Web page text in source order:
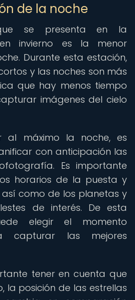
de la noche
se presenta en la
invierno es la menor
Durante esta estación,
y las noches son más
que hay menos tiempo
imágenes del cielo
al máximo la noche, es
con anticipación las
Es importante
horarios de la puesta y
como de los planetas y
de interés. De esta
elegir el momento
capturar las mejores
tener en cuenta que
la posición de las estrellas